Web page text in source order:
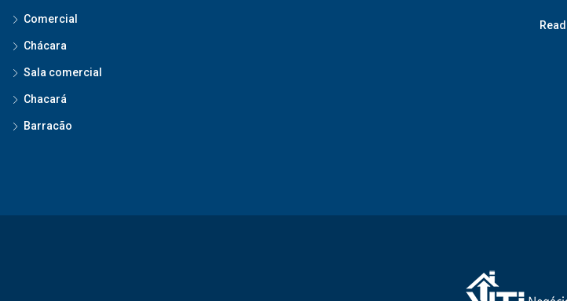
Comercial
Chácara
Sala comercial
Chacará
Barracão